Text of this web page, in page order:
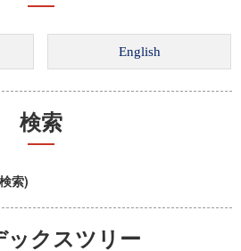
検索
索)
ックスツリー